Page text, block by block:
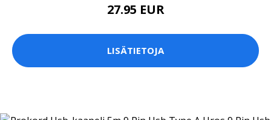
27.95 EUR
LISÄTIETOJA